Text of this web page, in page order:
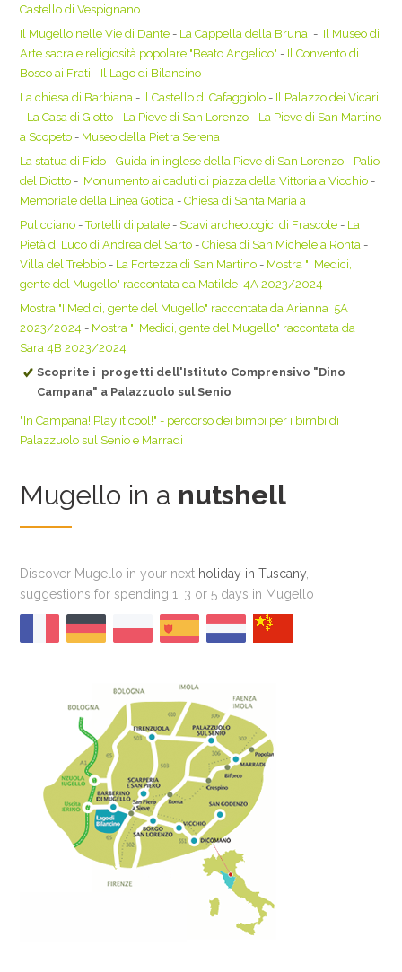
Castello di Vespignano
Il Mugello nelle Vie di Dante - La Cappella della Bruna - Il Museo di
Arte sacra e religiosità popolare "Beato Angelico" - Il Convento di
Bosco ai Frati - Il Lago di Bilancino
La chiesa di Barbiana - Il Castello di Cafaggiolo - Il Palazzo dei Vicari
- La Casa di Giotto - La Pieve di San Lorenzo - La Pieve di San Martino
a Scopeto - Museo della Pietra Serena
La statua di Fido -Guida in inglese della Pieve di San Lorenzo - Palio
del Diotto - Monumento ai caduti di piazza della Vittoria a Vicchio -
Memoriale della Linea Gotica -Chiesa di Santa Maria a
Pulicciano -Tortelli di patate - Scavi archeologici di Frascole - La
Pietà di Luco di Andrea del Sarto - Chiesa di San Michele a Ronta -
Villa del Trebbio - La Fortezza di San Martino - Mostra "I Medici,
gente del Mugello" raccontata da Matilde 4A 2023/2024 -
Mostra "I Medici, gente del Mugello" raccontata da Arianna 5A
2023/2024 - Mostra "I Medici, gente del Mugello" raccontata da
Sara 4B 2023/2024
Scoprite i progetti dell'Istituto Comprensivo "Dino
Campana" a Palazzuolo sul Senio
"In Campana! Play it cool!" - percorso dei bimbi per i bimbi di
Palazzuolo sul Senio e Marradi
Mugello in a nutshell
Discover Mugello in your next holiday in Tuscany
suggestions for spending 1, 3 or 5 days in Mugello